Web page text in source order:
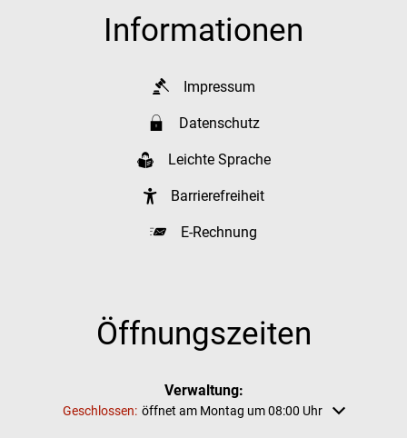
Informationen
Impressum
Datenschutz
Leichte Sprache
Barrierefreiheit
E-Rechnung
Öffnungszeiten
Verwaltung:
Klicken, um weitere Öffnungs- oder Schließzeiten auszublenden
Geschlossen: öffnet am Montag um 08:00 Uhr